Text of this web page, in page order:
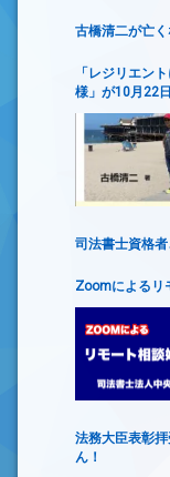
古橋清二が亡
「レジリエン
様」が10月22
司法書士資格
Zoomによるリ
法務大臣表彰
ん！